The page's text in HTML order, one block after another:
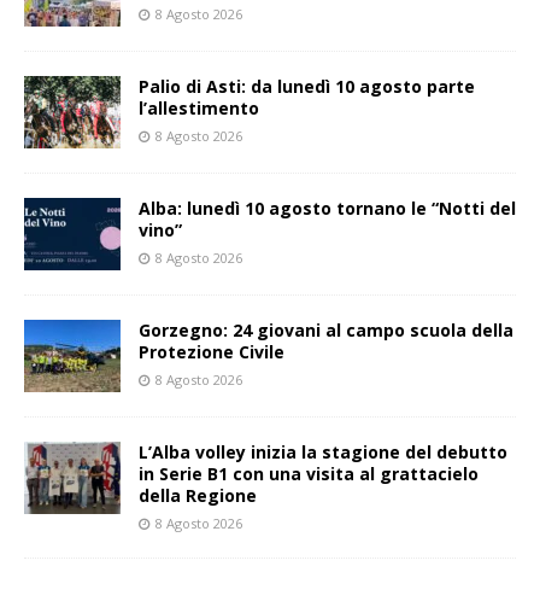
8 Agosto 2026
Palio di Asti: da lunedì 10 agosto parte
l’allestimento
8 Agosto 2026
Alba: lunedì 10 agosto tornano le “Notti del
vino”
8 Agosto 2026
Gorzegno: 24 giovani al campo scuola della
Protezione Civile
8 Agosto 2026
L’Alba volley inizia la stagione del debutto
in Serie B1 con una visita al grattacielo
della Regione
8 Agosto 2026